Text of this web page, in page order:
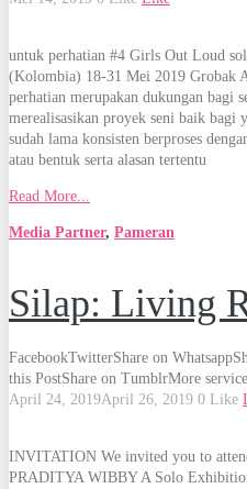
untuk perhatian #4 Girls Out Loud
(Kolombia) 18-31 Mei 2019 Grobak
perhatian merupakan dukungan bagi
merealisasikan proyek seni baik bagi
sudah lama konsisten berproses
atau bentuk serta alasan tertentu
Read More...
Media Partner, Pameran
Silap: Living
FacebookTwitterShare on Whatsapp
this PostShare on TumblrMore
April 24, 2019April 26, 2019 0 Like
INVITATION We invited you to
PRADITYA WIBBY A Solo